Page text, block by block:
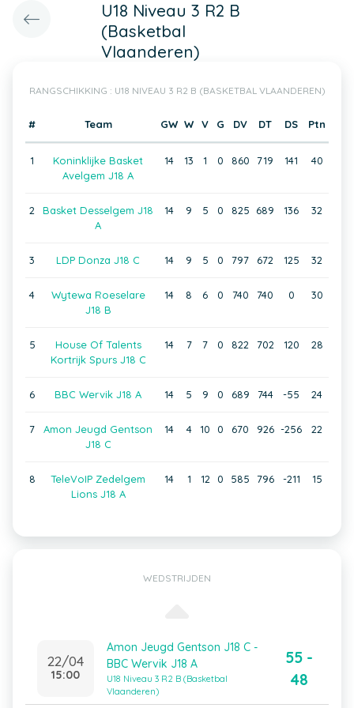
U18 Niveau 3 R2 B
(Basketbal
Vlaanderen)
RANGSCHIKKING : U18 NIVEAU 3 R2 B (BASKETBAL VLAANDEREN)
# Team GW W V G DV DT DS Ptn
1
Koninklijke Basket
Avelgem J18 A
14 13 1 0 860 719 141 40
2
Basket Desselgem J18
A
14 9 5 0 825 689 136 32
3 LDP Donza J18 C 14 9 5 0 797 672 125 32
4
Wytewa Roeselare
J18 B
14 8 6 0 740 740 0 30
5
House Of Talents
Kortrijk Spurs J18 C
14 7 7 0 822 702 120 28
6 BBC Wervik J18 A 14 5 9 0 689 744 -55 24
7
Amon Jeugd Gentson
J18 C
14 4 10 0 670 926 -256 22
8
TeleVoIP Zedelgem
Lions J18 A
14 1 12 0 585 796 -211 15
WEDSTRIJDEN
22/04
15:00
Amon Jeugd Gentson J18 C -
BBC Wervik J18 A
U18 Niveau 3 R2 B (Basketbal
Vlaanderen)
55 -
48